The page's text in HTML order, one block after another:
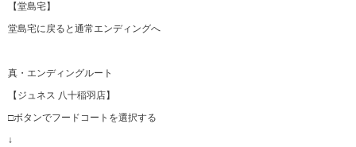
【堂島宅】
堂島宅に戻ると通常エンディングへ
真・エンディングルート
【ジュネス 八十稲羽店】
□ボタンでフードコートを選択する
↓